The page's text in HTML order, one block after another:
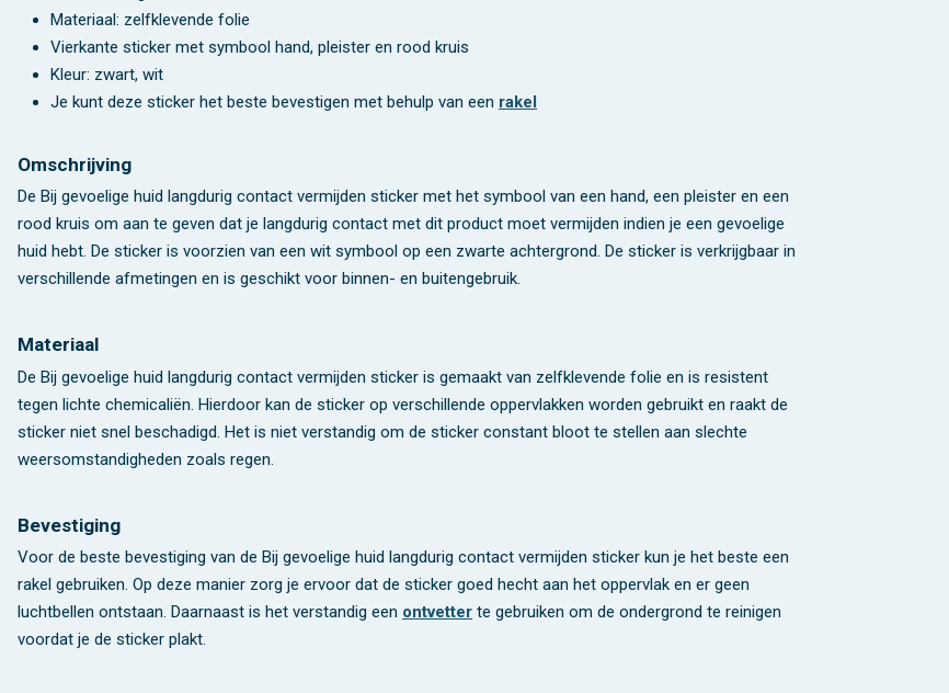
Materiaal: zelfklevende folie
Vierkante sticker met symbool hand, pleister en rood kruis
Kleur: zwart, wit
Je kunt deze sticker het beste bevestigen met behulp van een rakel
Omschrijving
De Bij gevoelige huid langdurig contact vermijden sticker met het symbool van een hand, een pleister en een
rood kruis om aan te geven dat je langdurig contact met dit product moet vermijden indien je een gevoelige
huid hebt. De sticker is voorzien van een wit symbool op een zwarte achtergrond. De sticker is verkrijgbaar in
verschillende afmetingen en is geschikt voor binnen- en buitengebruik.
Materiaal
De Bij gevoelige huid langdurig contact vermijden sticker is gemaakt van zelfklevende folie en is resistent
tegen lichte chemicaliën. Hierdoor kan de sticker op verschillende oppervlakken worden gebruikt en raakt de
sticker niet snel beschadigd. Het is niet verstandig om de sticker constant bloot te stellen aan slechte
weersomstandigheden zoals regen.
Bevestiging
Voor de beste bevestiging van de Bij gevoelige huid langdurig contact vermijden sticker kun je het beste een
rakel gebruiken. Op deze manier zorg je ervoor dat de sticker goed hecht aan het oppervlak en er geen
luchtbellen ontstaan. Daarnaast is het verstandig een ontvetter te gebruiken om de ondergrond te reinigen
voordat je de sticker plakt.